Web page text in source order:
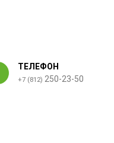
ТЕЛЕФОН
+7 (812) 250-23-50